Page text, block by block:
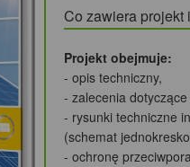
Co zawiera
Projekt obejmuje:
- opis techniczny,
- zalecenia
- rysunki techniczne
(schemat
- ochronę